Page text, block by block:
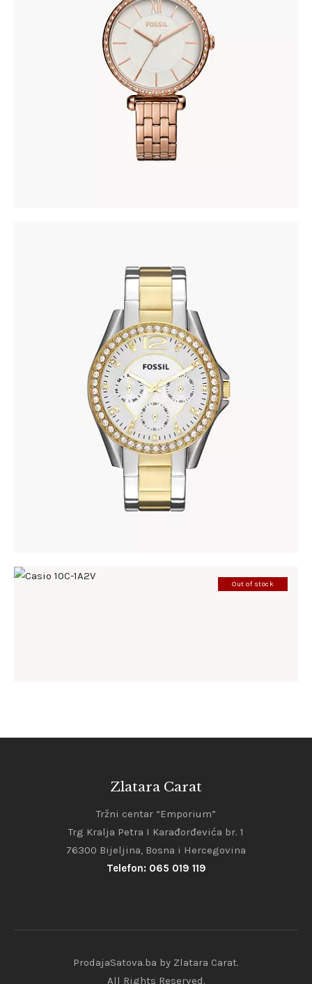
FOSSIL BQ3497
00
FOSSIL ES3204
690.00 KM
Out of stock
Zlatara Carat
Tržni centar “Emporium”
Trg Kralja Petra I Karađorđevića br. 1
76300 Bijeljina, Bosna i Hercegovina
Telefon: 065 019 119
ProdajaSatova.ba by Zlatara Carat.
All Rights Reserved.